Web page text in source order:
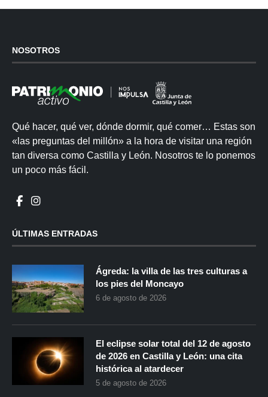
NOSOTROS
Qué hacer, qué ver, dónde dormir, qué comer… Estas son
«las preguntas del millón» a la hora de visitar una región
tan diversa como Castilla y León. Nosotros te lo ponemos
un poco más fácil.
ÚLTIMAS ENTRADAS
Ágreda: la villa de las tres culturas a
los pies del Moncayo
6 de agosto de 2026
El eclipse solar total del 12 de agosto
de 2026 en Castilla y León: una cita
histórica al atardecer
5 de agosto de 2026